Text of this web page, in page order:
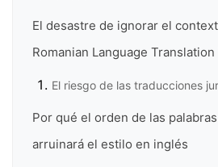
El desastre de ignorar el
Romanian Language
El riesgo de las traducciones
Por qué el orden de las
arruinará el estilo en inglés